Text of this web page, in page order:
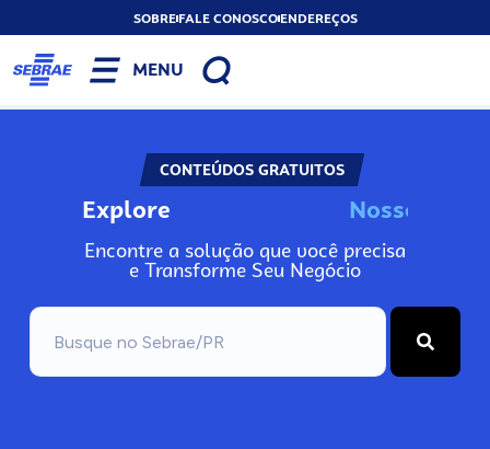
SOBREFALE CONOSCOENDEREÇOS
MENU
CONTEÚDOS GRATUITOS
Explore No
Encontre a solução que você precisa
e Transforme Seu Negócio